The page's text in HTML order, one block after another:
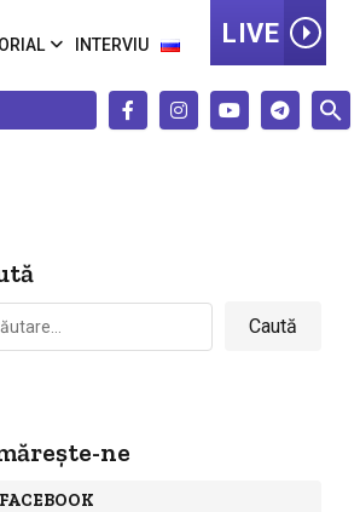
INTERVIU LIVE
ne
FACEBOOK